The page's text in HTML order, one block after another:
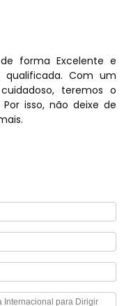
forma Excelente e
qualificada. Com um
teremos o
isso, não deixe de